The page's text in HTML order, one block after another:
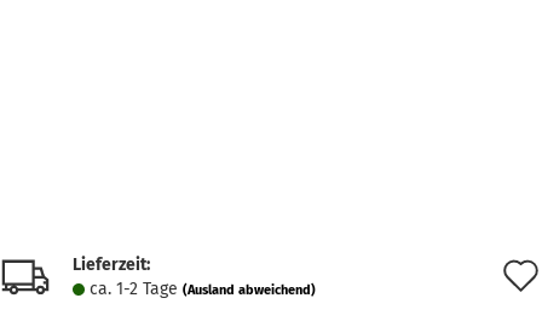
Lieferzeit:
ca. 1-2 Tage (Ausland abweichend)